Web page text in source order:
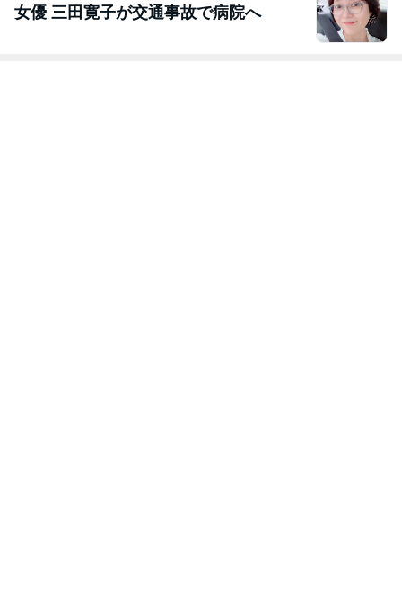
女優 三田寛子が交通事故で病院へ